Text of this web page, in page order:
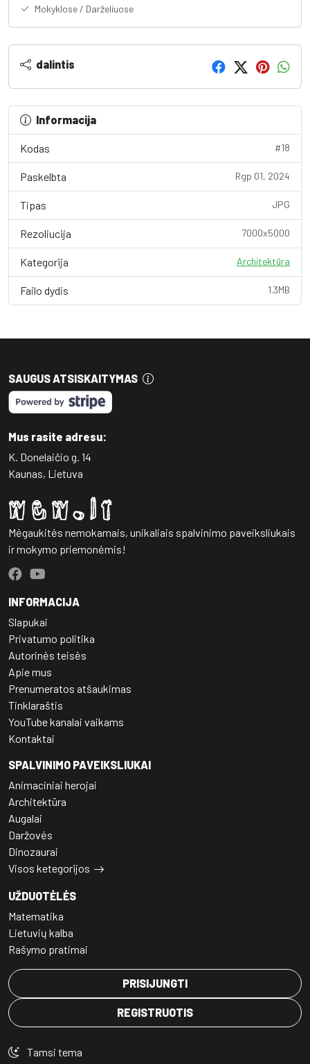
Mokyklose / Darželiuose
dalintis
Informacija
Kodas #18
Paskelbta Rgp 01, 2024
Tipas JPG
Rezoliucija 7000x5000
Kategorija Architektūra
Failo dydis 1.3MB
SAUGUS ATSISKAITYMAS
Mus rasite adresu:
K. Donelaičio g. 14
Kaunas, Lietuva
Mėgaukitės nemokamais, unikaliais spalvinimo paveiksliukais
ir mokymo priemonėmis!
INFORMACIJA
Slapukai
Privatumo politika
Autorinės teisės
Apie mus
Prenumeratos atšaukimas
Tinklaraštis
YouTube kanalai vaikams
Kontaktai
SPALVINIMO PAVEIKSLIUKAI
Animaciniai herojai
Architektūra
Augalai
Daržovės
Dinozaurai
Visos ketegorijos
UŽDUOTĖLĖS
Matematika
Lietuvių kalba
Rašymo pratimai
PRISIJUNGTI
REGISTRUOTIS
Tamsi tema